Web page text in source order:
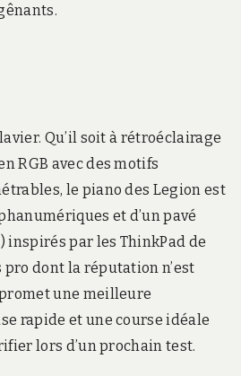
Qu’il soit à rétroéclairage
RGB avec des motifs
le piano des Legion est
et d’un pavé
par les ThinkPad de
pro dont la réputation n’est
une meilleure
rapide et une course idéale
lors d’un prochain test.